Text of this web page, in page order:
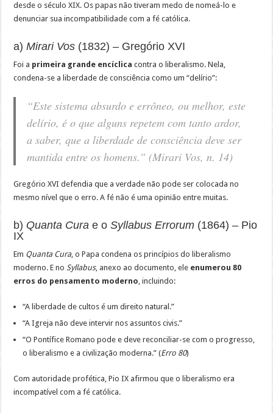
desde o século XIX. Os papas não tiveram medo de nomeá-lo e
denunciar sua incompatibilidade com a fé católica.
a)Mirari Vos (1832) – Gregório XVI
Foi a primeira grande encíclica contra o liberalismo. Nela,
condena-se a liberdade de consciência como um “delírio”:
“Este sistema absurdo e errôneo, ou melhor, este
delírio, é o que alguns repetem com tanto ardor,
a saber, que a liberdade de consciência deve ser
mantida entre os homens.” (Mirari Vos, n. 14)
Gregório XVI defendia que a verdade não pode ser colocada no
mesmo nível que o erro. A fé não é uma opinião entre muitas.
b) Quanta Cura e oSyllabus Errorum (1864) – Pio
IX
Em Quanta Cura, o Papa condena os princípios do liberalismo
moderno. E noSyllabus, anexo ao documento, ele enumerou 80
erros do pensamento moderno, incluindo:
“A liberdade de cultos é um direito natural.”
“A Igreja não deve intervir nos assuntos civis.”
“O Pontífice Romano pode e deve reconciliar-se com o progresso,
o liberalismo e a civilização moderna.” (Erro 80)
Com autoridade profética, Pio IX afirmou que o liberalismo era
incompatível com a fé católica.